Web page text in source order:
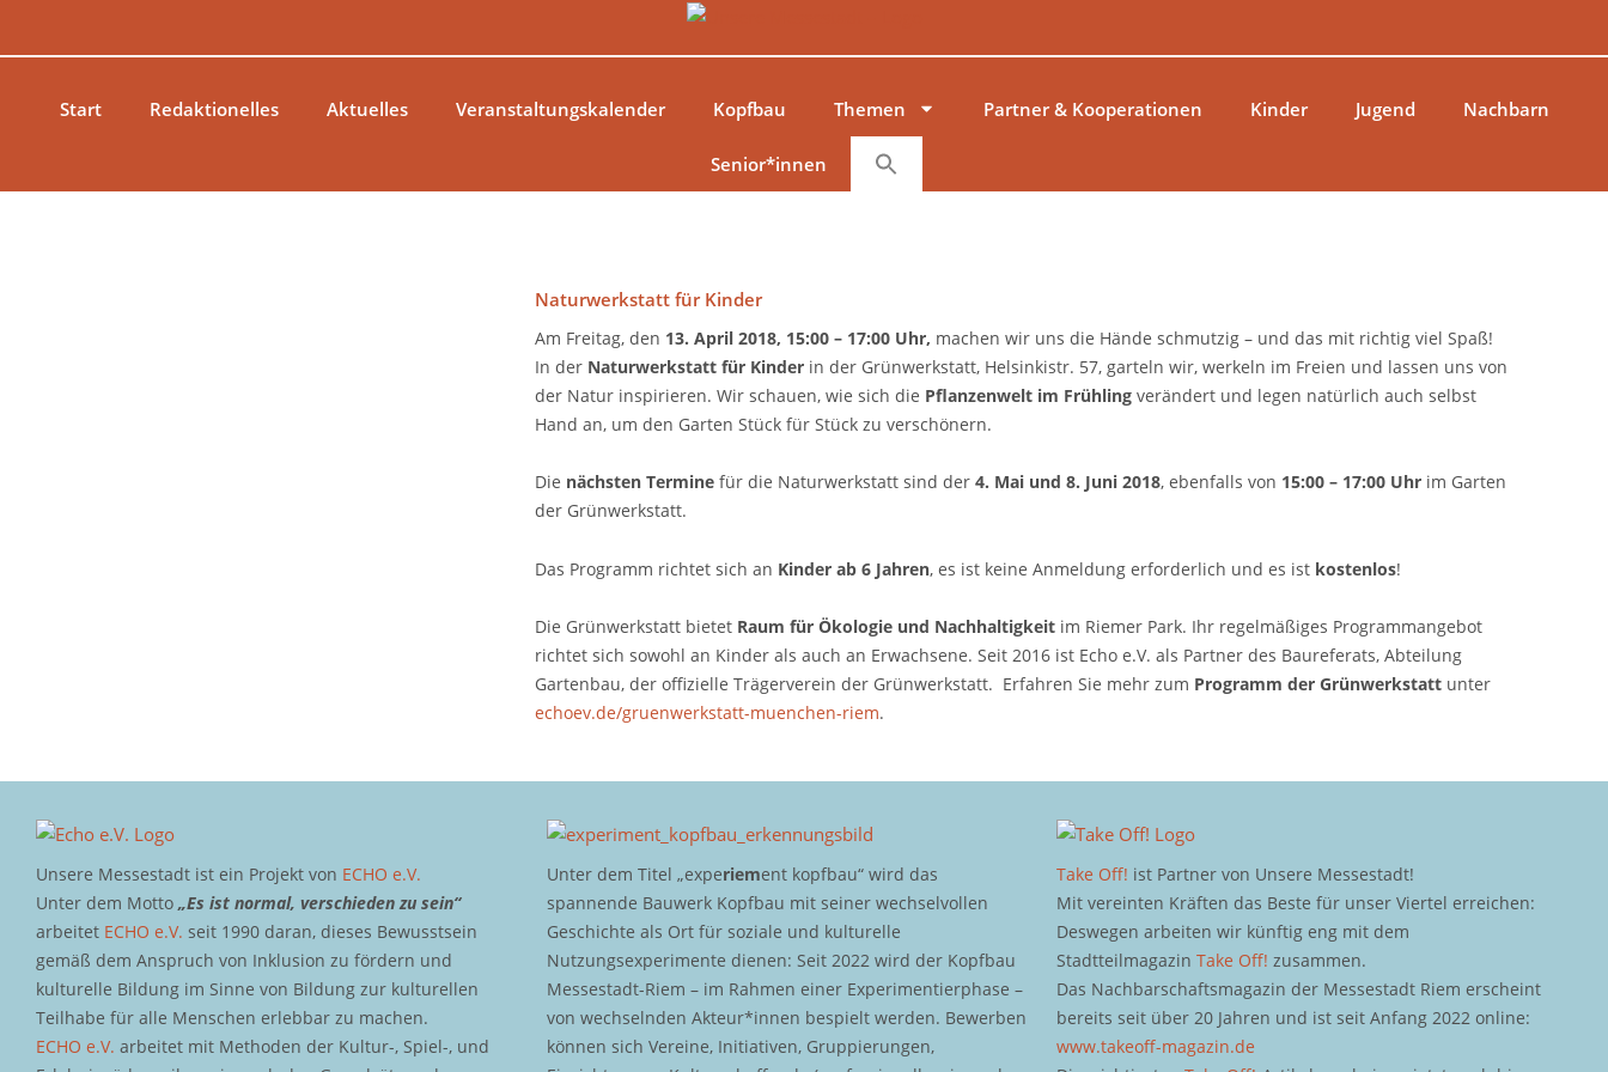
Start
Redaktionelles Aktuelles Veranstaltungskalender Kopfbau Themen Partner & Kooperationen Kinder Jugend Nachbarn
Senior*innen
Naturwerkstatt für Kinder
Am Freitag, den 13. April 2018, 15:00 – 17:00 Uhr, machen wir uns die Hände schmutzig – und das mit richtig viel Spaß!
In der Naturwerkstatt für Kinderin der Grünwerkstatt, Helsinkistr. 57, garteln wir, werkeln im Freien und lassen uns von
der Natur inspirieren. Wir schauen, wie sich die Pflanzenwelt im Frühlingverändert und legen natürlich auch selbst
Hand an, um den Garten Stück für Stück zu verschönern.
Die nächsten Terminefür die Naturwerkstatt sind der 4. Mai und 8. Juni 2018, ebenfalls von 15:00 – 17:00 Uhr im Garten
der Grünwerkstatt.
Das Programm richtet sich an Kinder ab 6 Jahren, es ist keine Anmeldung erforderlich und es ist kostenlos!
Die Grünwerkstatt bietet Raum für Ökologie und Nachhaltigkeitim Riemer Park. Ihr regelmäßiges Programmangebot
richtet sich sowohl an Kinder als auch an Erwachsene. Seit 2016 ist Echo e.V. als Partner des Baureferats, Abteilung
Gartenbau, der offizielle Trägerverein der Grünwerkstatt. Erfahren Sie mehr zum Programm der Grünwerkstatt unter
echoev.de/gruenwerkstatt-muenchen-riem.
Unsere Messestadt ist ein Projekt von ECHO e.V.
Unter dem Motto „Es ist normal, verschieden zu sein“
arbeitet ECHO e.V. seit 1990 daran, dieses Bewusstsein
gemäß dem Anspruch von Inklusion zu fördern und
kulturelle Bildung im Sinne von Bildung zur kulturellen
Teilhabe für alle Menschen erlebbar zu machen.
ECHO e.V. arbeitet mit Methoden der Kultur-, Spiel-, und
Unter dem Titel „experiement kopfbau“ wird das
spannende Bauwerk Kopfbau mit seiner wechselvollen
Geschichte als Ort für soziale und kulturelle
Nutzungsexperimente dienen: Seit 2022 wird der Kopfbau
Messestadt-Riem – im Rahmen einer Experimentierphase –
von wechselnden Akteur*innen bespielt werden. Bewerben
können sich Vereine, Initiativen, Gruppierungen,
Take Off! ist Partner von Unsere Messestadt!
Mit vereinten Kräften das Beste für unser Viertel erreichen:
Deswegen arbeiten wir künftig eng mit dem
StadtteilmagazinTake Off! zusammen.
Das Nachbarschaftsmagazin der Messestadt Riem erscheint
bereits seit über 20 Jahren und ist seit Anfang 2022 online:
www.takeoff-magazin.de